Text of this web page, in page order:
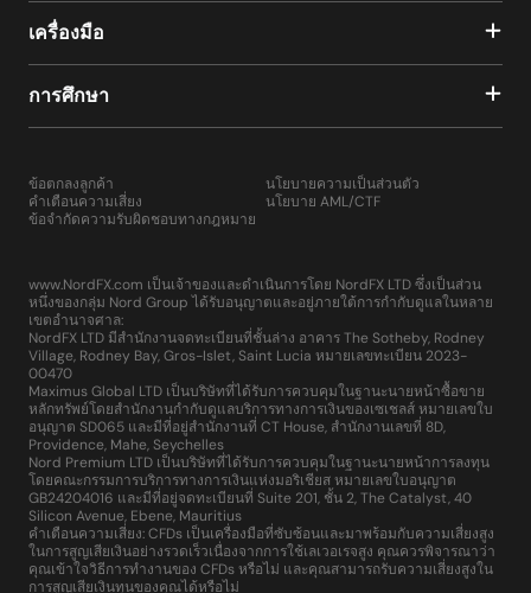
เครื่องมือ
การศึกษา
ข้อตกลงลูกค้า
คำเตือนความเสี่ยง
ข้อจำกัดความรับผิดชอบทางกฎหมาย
นโยบายความเป็นส่วนตัว
นโยบาย AML/CTF
www.NordFX.com เป็นเจ้าของและดำเนินการโดย NordFX LTD ซึ่งเป็นส่วน
หนึ่งของกลุ่ม Nord Group ได้รับอนุญาตและอยู่ภายใต้การกำกับดูแลในหลาย
เขตอำนาจศาล:
NordFX LTD มีสำนักงานจดทะเบียนที่ชั้นล่าง อาคาร The Sotheby, Rodney
Village, Rodney Bay, Gros-Islet, Saint Lucia หมายเลขทะเบียน 2023-
00470
Maximus Global LTD เป็นบริษัทที่ได้รับการควบคุมในฐานะนายหน้าซื้อขาย
หลักทรัพย์โดยสำนักงานกำกับดูแลบริการทางการเงินของเซเชลส์ หมายเลขใบ
อนุญาต SD065 และมีที่อยู่สำนักงานที่ CT House, สำนักงานเลขที่ 8D,
Providence, Mahe, Seychelles
Nord Premium LTD เป็นบริษัทที่ได้รับการควบคุมในฐานะนายหน้าการลงทุน
โดยคณะกรรมการบริการทางการเงินแห่งมอริเชียส หมายเลขใบอนุญาต
GB24204016 และมีที่อยู่จดทะเบียนที่ Suite 201, ชั้น 2, The Catalyst, 40
Silicon Avenue, Ebene, Mauritius
คำเตือนความเสี่ยง: CFDs เป็นเครื่องมือที่ซับซ้อนและมาพร้อมกับความเสี่ยงสูง
ในการสูญเสียเงินอย่างรวดเร็วเนื่องจากการใช้เลเวอเรจสูง คุณควรพิจารณาว่า
คุณเข้าใจวิธีการทำงานของ CFDs หรือไม่ และคุณสามารถรับความเสี่ยงสูงใน
การสูญเสียเงินทุนของคุณได้หรือไม่